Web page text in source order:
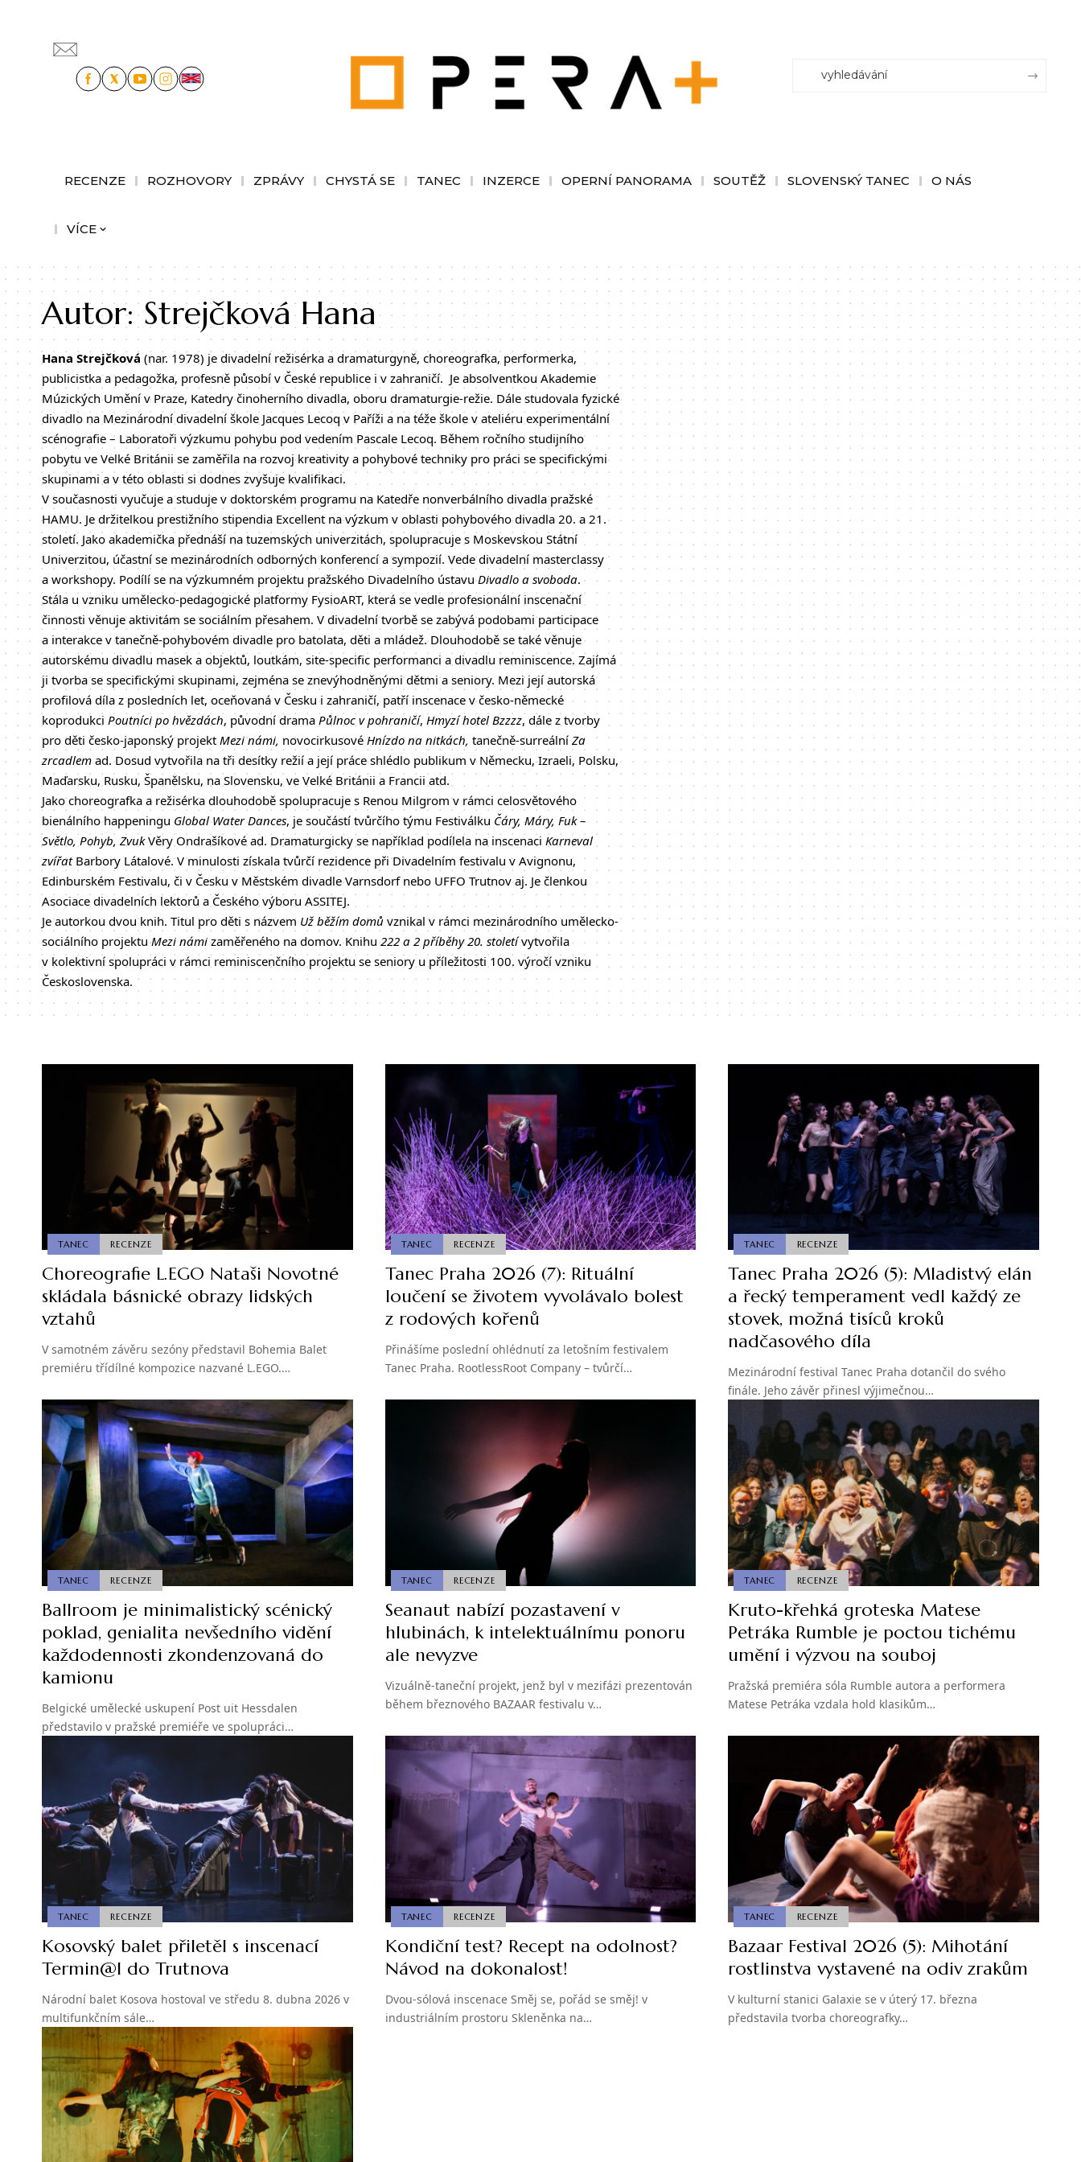
RECENZE ROZHOVORY ZPRÁVY CHYSTÁ SE TANEC INZERCE OPERNÍ PANORAMA SOUTĚŽ SLOVENSKÝ TANEC O NÁS
VÍCE
Autor:Strejčková Hana
Hana Strejčková (nar. 1978) je divadelní režisérka a dramaturgyně, choreografka, performerka,
publicistka a pedagožka, profesně působí v České republice i v zahraničí. Je absolventkou Akademie
Múzických Umění v Praze, Katedry činoherního divadla, oboru dramaturgie-režie. Dále studovala fyzické
divadlo na Mezinárodní divadelní škole Jacques Lecoq v Paříži a na téže škole v ateliéru experimentální
scénografie – Laboratoři výzkumu pohybu pod vedením Pascale Lecoq. Během ročního studijního
pobytu ve Velké Británii se zaměřila na rozvoj kreativity a pohybové techniky pro práci se specifickými
skupinami a v této oblasti si dodnes zvyšuje kvalifikaci.
V současnosti vyučuje a studuje v doktorském programu na Katedře nonverbálního divadla pražské
HAMU. Je držitelkou prestižního stipendia Excellent na výzkum v oblasti pohybového divadla 20. a 21.
století. Jako akademička přednáší na tuzemských univerzitách, spolupracuje s Moskevskou Státní
Univerzitou, účastní se mezinárodních odborných konferencí a sympozií. Vede divadelní masterclassy
a workshopy. Podílí se na výzkumném projektu pražského Divadelního ústavuDivadlo a svoboda.
Stála u vzniku umělecko-pedagogické platformy FysioART, která se vedle profesionální inscenační
činnosti věnuje aktivitám se sociálním přesahem. V divadelní tvorbě se zabývá podobami participace
a interakce v tanečně-pohybovém divadle pro batolata, děti a mládež. Dlouhodobě se také věnuje
autorskému divadlu masek a objektů, loutkám, site-specific performanci a divadlu reminiscence. Zajímá
ji tvorba se specifickými skupinami, zejména se znevýhodněnými dětmi a seniory. Mezi její autorská
profilová díla z posledních let, oceňovaná v Česku i zahraničí, patří inscenace v česko-německé
koprodukci Poutníci po hvězdách, původní drama Půlnoc v pohraničí, Hmyzí hotel Bzzzz, dále z tvorby
pro děti česko-japonský projekt Mezi námi, novocirkusové Hnízdo na nitkách, tanečně-surreální Za
zrcadlem ad. Dosud vytvořila na tři desítky režií a její práce shlédlo publikum v Německu, Izraeli, Polsku,
Maďarsku, Rusku, Španělsku, na Slovensku, ve Velké Británii a Francii atd.
Jako choreografka a režisérka dlouhodobě spolupracuje s Renou Milgrom v rámci celosvětového
bienálního happeningu Global Water Dances, je součástí tvůrčího týmu Festiválku Čáry, Máry, Fuk –
Světlo, Pohyb, ZvukVěry Ondrašíkové ad. Dramaturgicky se například podílela na inscenaci Karneval
zvířat Barbory Látalové. V minulosti získala tvůrčí rezidence při Divadelním festivalu v Avignonu,
Edinburském Festivalu, či v Česku v Městském divadle Varnsdorf nebo UFFO Trutnov aj. Je členkou
Asociace divadelních lektorů a Českého výboru ASSITEJ.
Je autorkou dvou knih. Titul pro děti s názvem Už běžím domů vznikal v rámci mezinárodního umělecko-
sociálního projektuMezi námizaměřeného na domov. Knihu222 a 2 příběhy 20. stoletívytvořila
v kolektivní spolupráci v rámci reminiscenčního projektu se seniory u příležitosti 100. výročí vzniku
Československa.
TANEC RECENZE
Choreografie L.EGO Nataši Novotné
skládala básnické obrazy lidských
vztahů
V samotném závěru sezóny představil Bohemia Balet
premiéru třídílné kompozice nazvané L.EGO.…
TANEC RECENZE
Tanec Praha 2026 (7): Rituální
loučení se životem vyvolávalo bolest
z rodových kořenů
Přinášíme poslední ohlédnutí za letošním festivalem
Tanec Praha. RootlessRoot Company – tvůrčí…
TANEC RECENZE
Tanec Praha 2026 (5): Mladistvý elán
a řecký temperament vedl každý ze
stovek, možná tisíců kroků
nadčasového díla
Mezinárodní festival Tanec Praha dotančil do svého
finále. Jeho závěr přinesl výjimečnou…
TANEC RECENZE
Ballroom je minimalistický scénický
poklad, genialita nevšedního vidění
každodennosti zkondenzovaná do
kamionu
Belgické umělecké uskupení Post uit Hessdalen
představilo v pražské premiéře ve spolupráci…
TANEC RECENZE
Seanaut nabízí pozastavení v
hlubinách, k intelektuálnímu ponoru
ale nevyzve
Vizuálně-taneční projekt, jenž byl v mezifázi prezentován
během březnového BAZAAR festivalu v…
TANEC RECENZE
Kruto-křehká groteska Matese
Petráka Rumble je poctou tichému
umění i výzvou na souboj
Pražská premiéra sóla Rumble autora a performera
Matese Petráka vzdala hold klasikům…
TANEC RECENZE
Kosovský balet přiletěl s inscenací
Termin@l do Trutnova
Národní balet Kosova hostoval ve středu 8. dubna 2026 v
multifunkčním sále…
TANEC RECENZE
Kondiční test? Recept na odolnost?
Návod na dokonalost!
Dvou-sólová inscenace Směj se, pořád se směj! v
industriálním prostoru Skleněnka na…
TANEC RECENZE
Bazaar Festival 2026 (5): Mihotání
rostlinstva vystavené na odiv zrakům
V kulturní stanici Galaxie se v úterý 17. března
představila tvorba choreografky…